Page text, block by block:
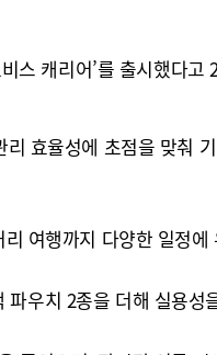
스 캐리어’를 출시했다고
효율성에 초점을 맞춰
여행까지 다양한 일정
우치 2종을 더해 실용성